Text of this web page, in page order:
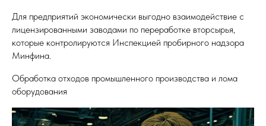
Для предприятий экономически выгодно взаимодействие с
лицензированными заводами по переработке вторсырья,
которые контролируются Инспекцией пробирного надзора
Минфина.
Обработка отходов промышленного производства и лома
оборудования